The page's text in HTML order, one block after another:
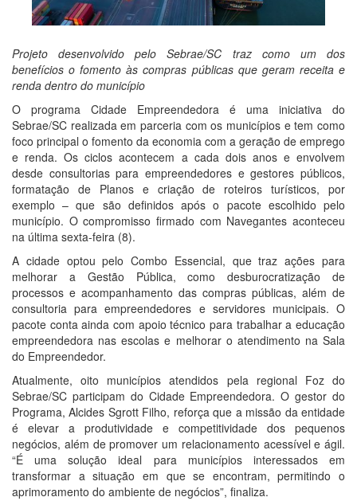
Projeto desenvolvido pelo Sebrae/SC traz como um dos
benefícios o fomento às compras públicas que geram receita e
renda dentro do município
O programa Cidade Empreendedora é uma iniciativa do
Sebrae/SC realizada em parceria com os municípios e tem como
foco principal o fomento da economia com a geração de emprego
e renda. Os ciclos acontecem a cada dois anos e envolvem
desde consultorias para empreendedores e gestores públicos,
formatação de Planos e criação de roteiros turísticos, por
exemplo – que são definidos após o pacote escolhido pelo
município. O compromisso firmado com Navegantes aconteceu
na última sexta-feira (8).
A cidade optou pelo Combo Essencial, que traz ações para
melhorar a Gestão Pública, como desburocratização de
processos e acompanhamento das compras públicas, além de
consultoria para empreendedores e servidores municipais. O
pacote conta ainda com apoio técnico para trabalhar a educação
empreendedora nas escolas e melhorar o atendimento na Sala
do Empreendedor.
Atualmente, oito municípios atendidos pela regional Foz do
Sebrae/SC participam do Cidade Empreendedora. O gestor do
Programa, Alcides Sgrott Filho, reforça que a missão da entidade
é elevar a produtividade e competitividade dos pequenos
negócios, além de promover um relacionamento acessível e ágil.
“É uma solução ideal para municípios interessados em
transformar a situação em que se encontram, permitindo o
aprimoramento do ambiente de negócios”, finaliza.